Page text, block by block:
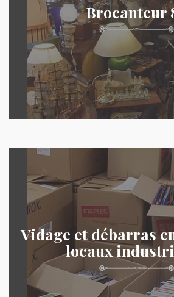
Brocanteur
Vidage et débarras
locaux